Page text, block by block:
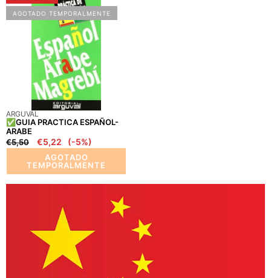
PRACTICA
ESPAÑOL-
ARABE
AGOTADO TEMPORALMENTE
PROVEEDOR:
ARGUVAL
✅GUIA PRACTICA ESPAÑOL-
ARABE
Precio
€5,50
Precio
en
oferta
€5,22 (-5%)
AGOTADO
TEMPORALMENTE